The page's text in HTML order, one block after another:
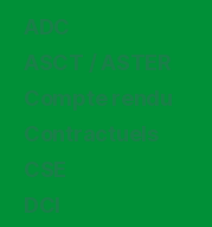
ADC
ASCT / ASTER
Compte rendu
Contractuels
CSE
DCI